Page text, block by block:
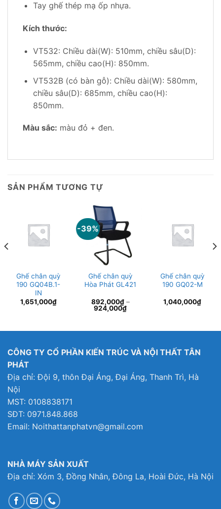
Tay ghế thép mạ ốp nhựa.
Kích thước:
VT532: Chiều dài(W): 510mm, chiều sâu(D):
565mm, chiều cao(H): 850mm.
VT532B (có bàn gỗ): Chiều dài(W): 580mm,
chiều sâu(D): 685mm, chiều cao(H):
850mm.
Màu sắc: màu đỏ + đen.
SẢN PHẨM TƯƠNG TỰ
Ghế chân quỳ
190 GQ04B.1-
IN
1,651,000₫
-39%
Ghế chân quỳ
Hòa Phát GL421
892,000₫–
924,000₫
Ghế chân quỳ
190 GQ02-M
1,040,000₫
CÔNG TY CỔ PHẦN KIẾN TRÚC VÀ NỘI THẤT TÂN
PHÁT
Địa chỉ: Đội 9, thôn Đại Áng, Đại Áng, Thanh Trì, Hà
Nội
MST: 0108838171
SĐT: 0971.848.868
Email: Noithattanphatvn@gmail.com
NHÀ MÁY SẢN XUẤT
Địa chỉ: Xóm 3, Đồng Nhân, Đông La, Hoài Đức, Hà Nội